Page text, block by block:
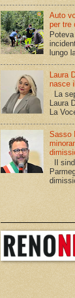
Auto
per tre
lungo
Laura
nasce
La
Laura
La
Sasso
Il